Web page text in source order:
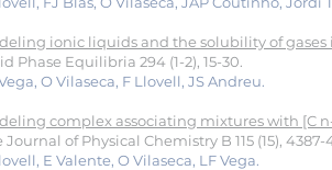
ionic liquids and the solubility of
Phase Equilibria 294 (1-2), 15-30.
O Vilaseca, F Llovell, JS Andreu.
complex associating mixtures with [C
Journal of Physical Chemistry B 115 (15), 4387-
E Valente, O Vilaseca, LF Vega.